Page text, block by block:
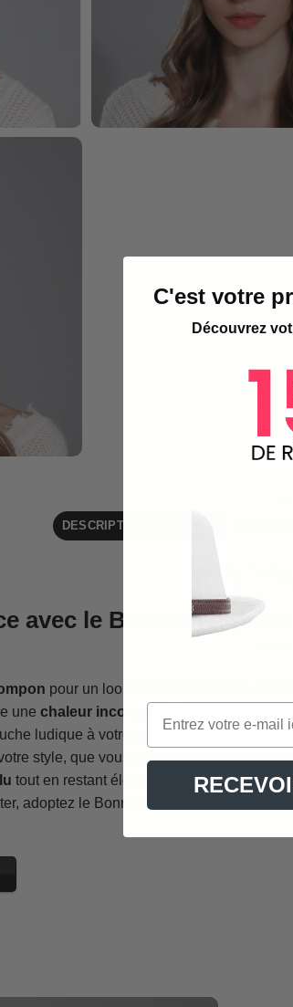
DESCRIPTION DÉTAILLÉE
avec le Bonnet en Laine
pour un look chic et confortable cet
une chaleur incomparable
ludique à votre tenue. Disponible en
style, que vous soyez classique ou
tout en restant élégante lors des journées
adoptez le Bonnet en Laine Pompon et
C'est votre
Découvrez